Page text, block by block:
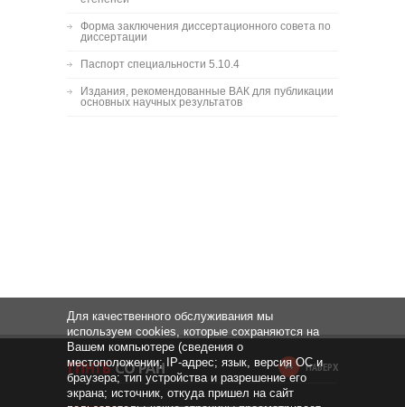
Форма заключения диссертационного совета по
диссертации
Паспорт специальности 5.10.4
Издания, рекомендованные ВАК для публикации
основных научных результатов
НАВЕРХ
Для качественного обслуживания мы
используем cookies, которые сохраняются на
Вашем компьютере (сведения о
местоположении; IP-адрес; язык, версия ОС и
браузера; тип устройства и разрешение его
экрана; источник, откуда пришел на сайт